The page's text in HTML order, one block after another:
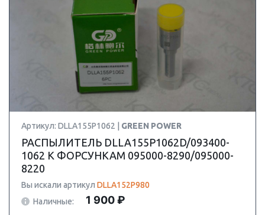
Артикул: DLLA155P1062 | GREEN POWER
РАСПЫЛИТЕЛЬ DLLA155P1062D/093400-
1062 К ФОРСУНКАМ 095000-8290/095000-
8220
Вы искали артикул DLLA152P980
Наличные:
1 900 ₽